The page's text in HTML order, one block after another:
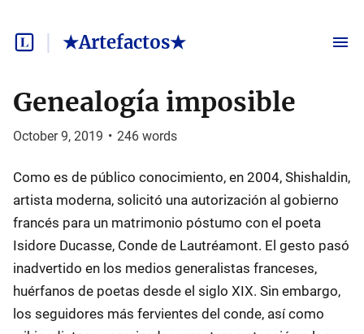
★Artefactos★
Genealogía imposible
October 9, 2019 • 246 words
Como es de público conocimiento, en 2004, Shishaldin,
artista moderna, solicitó una autorización al gobierno
francés para un matrimonio póstumo con el poeta
Isidore Ducasse, Conde de Lautréamont. El gesto pasó
inadvertido en los medios generalistas franceses,
huérfanos de poetas desde el siglo XIX. Sin embargo,
los seguidores más fervientes del conde, así como